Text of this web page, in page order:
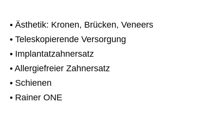
• Ästhetik: Kronen, Brücken, Veneers
• Teleskopierende Versorgung
• Implantatzahnersatz
• Allergiefreier Zahnersatz
• Schienen
• Rainer ONE